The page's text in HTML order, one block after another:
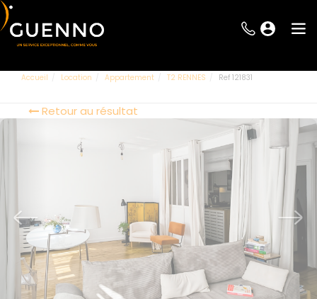
Accueil Location Appartement T2 RENNES Ref 121831
Retour au résultat